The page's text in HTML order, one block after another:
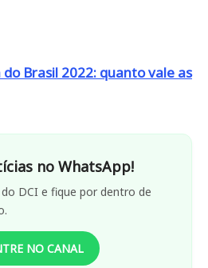
Brasil 2022: quanto vale as
no WhatsApp!
DCI e fique por dentro de
NO CANAL